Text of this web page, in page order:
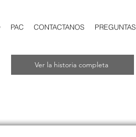
PAC CONTACTANOS PREGUNTAS
Ver la historia completa